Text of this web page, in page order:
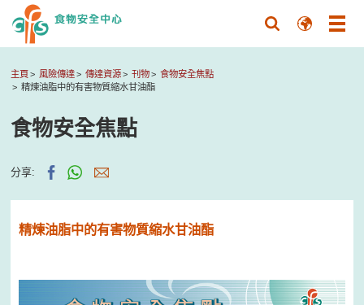
主頁 風險傳達 傳達資源 刊物
食物安全焦點
精煉油脂中的有害物質縮水甘油酯
食物安全焦點
分享:
精煉油脂中的有害物質縮水甘油酯